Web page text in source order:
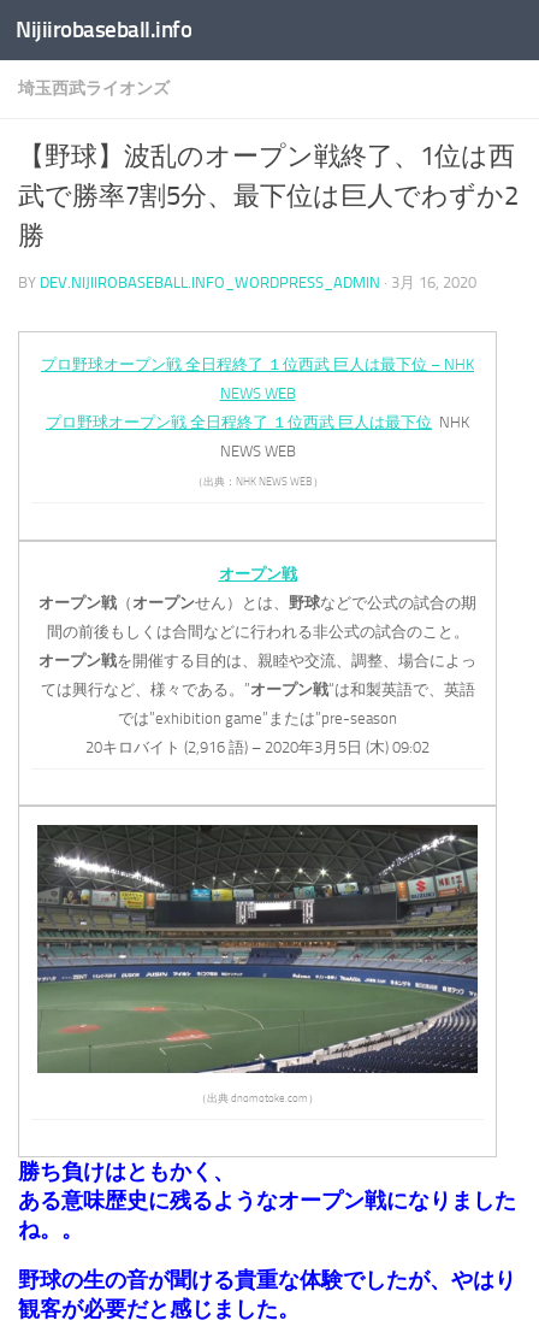
コンテンツへスキップ
Nijiirobaseball.info
埼玉西武ライオンズ
【野球】波乱のオープン戦終了、1位は西
武で勝率7割5分、最下位は巨人でわずか2
勝
BY DEV.NIJIIROBASEBALL.INFO_WORDPRESS_ADMIN · 3月 16, 2020
プロ野球オープン戦 全日程終了 １位西武 巨人は最下位 – NHK
NEWS WEB
プロ野球オープン戦 全日程終了 １位西武 巨人は最下位 NHK
NEWS WEB
（出典：NHK NEWS WEB）
オープン戦
オープン戦 （ オープンせん）とは、 野球などで公式の試合の期
間の前後もしくは合間などに行われる非公式の試合のこと。
オープン戦を開催する目的は、親睦や交流、調整、場合によっ
ては興行など、様々である。”オープン戦“は和製英語で、英語
では”exhibition game”または”pre-season
20キロバイト (2,916 語) – 2020年3月5日 (木) 09:02
（出典 dnomotoke.com）
勝ち負けはともかく、
ある意味歴史に残るようなオープン戦になりました
ね。。
野球の生の音が聞ける貴重な体験でしたが、やはり
観客が必要だと感じました。